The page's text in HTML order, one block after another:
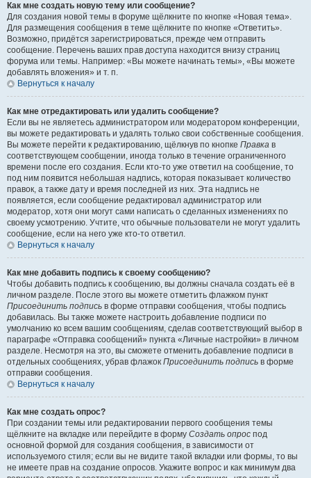
Как мне создать новую тему или сообщение?
Для создания новой темы в форуме щёлкните по кнопке «Новая тема».
Для размещения сообщения в теме щёлкните по кнопке «Ответить».
Возможно, придётся зарегистрироваться, прежде чем отправить
сообщение. Перечень ваших прав доступа находится внизу страниц
форума или темы. Например: «Вы можете начинать темы», «Вы можете
добавлять вложения» и т. п.
Вернуться к началу
Как мне отредактировать или удалить сообщение?
Если вы не являетесь администратором или модератором конференции,
вы можете редактировать и удалять только свои собственные сообщения.
Вы можете перейти к редактированию, щёлкнув по кнопке Правка в
соответствующем сообщении, иногда только в течение ограниченного
времени после его создания. Если кто-то уже ответил на сообщение, то
под ним появится небольшая надпись, которая показывает количество
правок, а также дату и время последней из них. Эта надпись не
появляется, если сообщение редактировал администратор или
модератор, хотя они могут сами написать о сделанных изменениях по
своему усмотрению. Учтите, что обычные пользователи не могут удалить
сообщение, если на него уже кто-то ответил.
Вернуться к началу
Как мне добавить подпись к своему сообщению?
Чтобы добавить подпись к сообщению, вы должны сначала создать её в
личном разделе. После этого вы можете отметить флажком пункт
Присоединить подпись в форме отправки сообщения, чтобы подпись
добавилась. Вы также можете настроить добавление подписи по
умолчанию ко всем вашим сообщениям, сделав соответствующий выбор в
параграфе «Отправка сообщений» пункта «Личные настройки» в личном
разделе. Несмотря на это, вы сможете отменить добавление подписи в
отдельных сообщениях, убрав флажок Присоединить подпись в форме
отправки сообщения.
Вернуться к началу
Как мне создать опрос?
При создании темы или редактировании первого сообщения темы
щёлкните на вкладке или перейдите в форму Создать опрос под
основной формой для создания сообщения, в зависимости от
используемого стиля; если вы не видите такой вкладки или формы, то вы
не имеете прав на создание опросов. Укажите вопрос и как минимум два